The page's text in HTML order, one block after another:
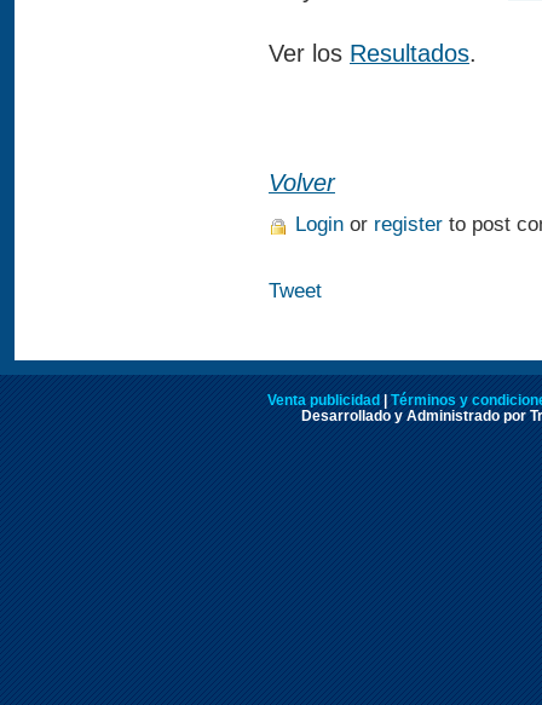
Ver los Resultados.
Volver
Login or register to post
Tweet
Venta publicidad
Términos y
Desarrollado y Administrado por